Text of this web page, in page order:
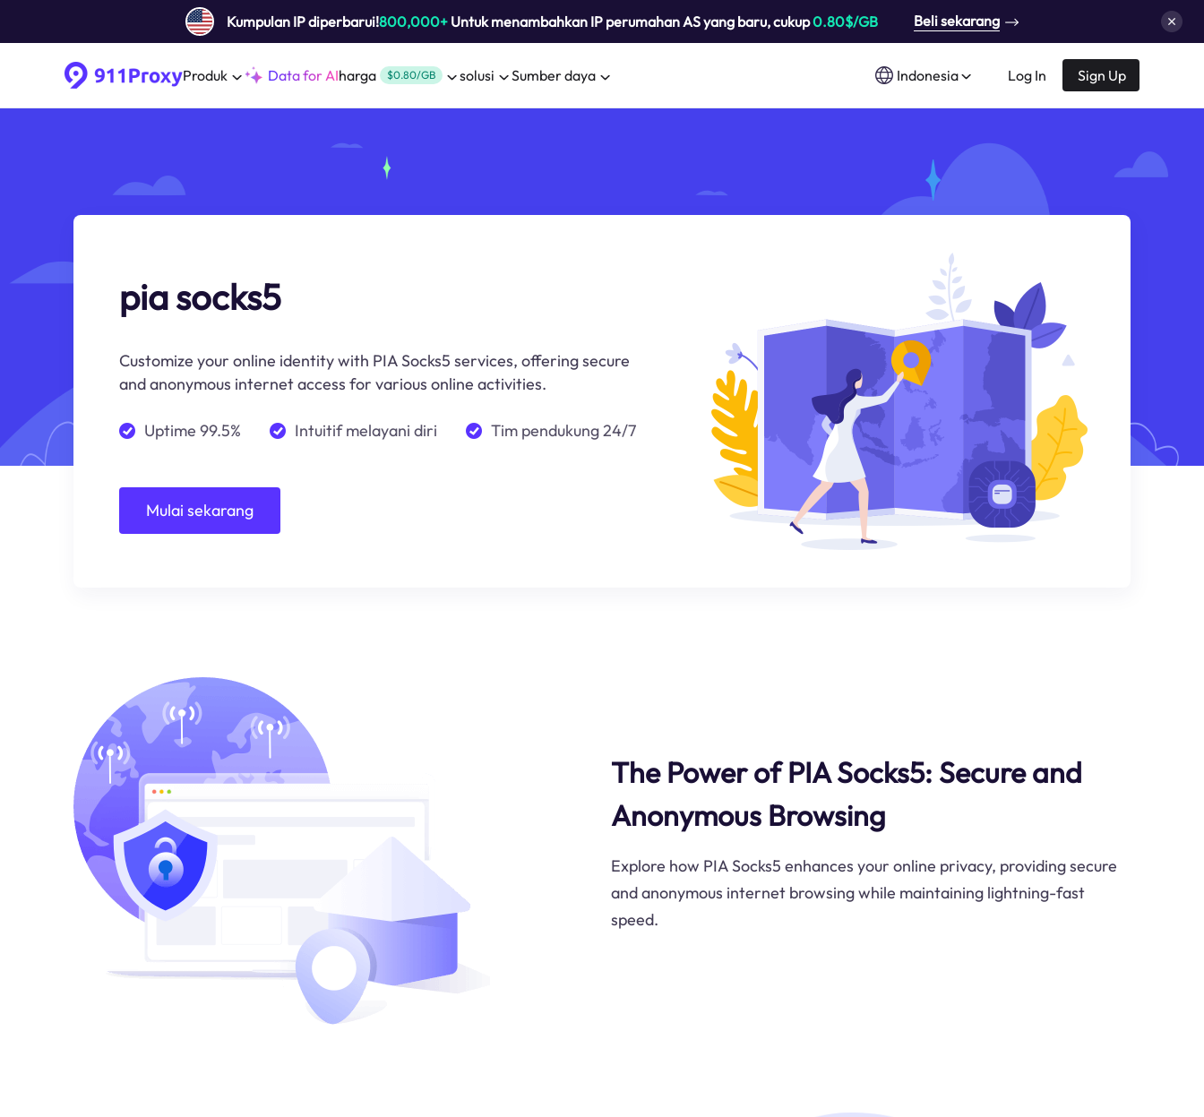
Kumpulan IP diperbarui!800,000+Untuk menambahkan IP perumahan AS yang baru, cukup0.80$/GB Beli sekarang
Produk Data for AIharga $0.80/GB solusi Sumber daya Indonesia Log In Sign Up
pia socks5
Customize your online identity with PIA Socks5 services, offering secure
and anonymous internet access for various online activities.
Uptime 99.5% Intuitif melayani diri Tim pendukung 24/7
Mulai sekarang
The Power of PIA Socks5: Secure and
Anonymous Browsing
Explore how PIA Socks5 enhances your online privacy, providing secure
and anonymous internet browsing while maintaining lightning-fast
speed.